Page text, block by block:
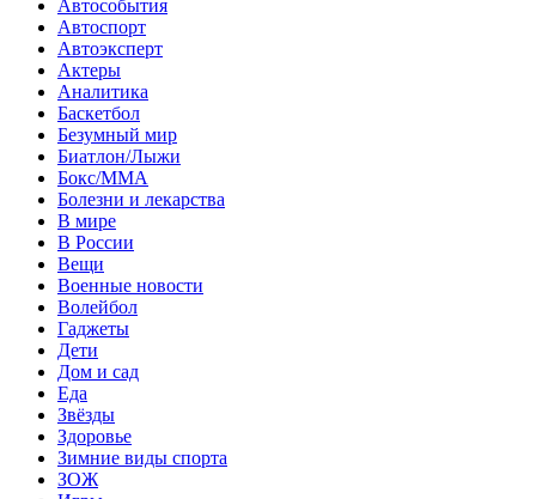
Автособытия
Автоспорт
Автоэксперт
Актеры
Аналитика
Баскетбол
Безумный мир
Биатлон/Лыжи
Бокс/MMA
Болезни и лекарства
В мире
В России
Вещи
Военные новости
Волейбол
Гаджеты
Дети
Дом и сад
Еда
Звёзды
Здоровье
Зимние виды спорта
ЗОЖ